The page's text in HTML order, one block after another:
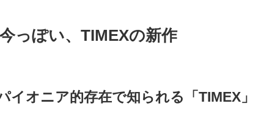
っぽい、TIMEXの新作
イオニア的存在で知られる「TIMEX」